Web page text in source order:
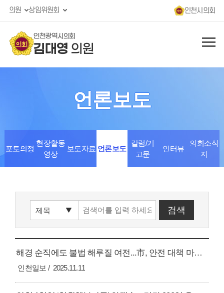
의원 상임위원회 인천시의회
인천광역시의회
김대영 의원
언론보도
포토의정
현장활동
영상
보도자료 언론보도
칼럼/기
고문
인터뷰
의회소식
지
해경 순직에도 불법 해루질 여전...市, 안전 대책 마련을
인천일보 2025.11.11